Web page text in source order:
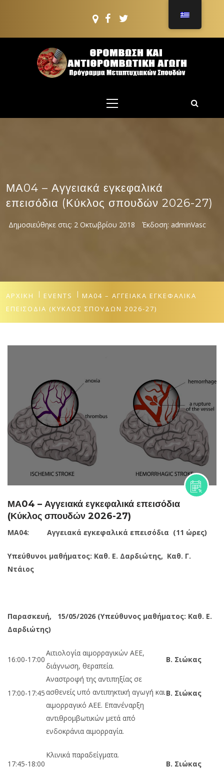
ΠΜΣ: ΘΡΟΜΒΩΣΗ
ΚΑΙ
μενού
ΜΑ04 – Αγγειακά εγκεφαλικά
επεισόδια (Κύκλος σπουδών 2026-27)
Δημοσιεύθηκε στις: 2 Οκτωβρίου 2018 Έκδοση: adminVasc
ΑΡΧΙΚΉ EVENTS
ΜΑ04 – ΑΓΓΕΙΑΚΆ ΕΓΚΕΦΑΛΙΚΆ
ΕΠΕΙΣΌΔΙΑ (ΚΎΚΛΟΣ ΣΠΟΥΔΏΝ 2026-27)
ΜΑ04 – Αγγειακά εγκεφαλικά επεισόδια
(Κύκλος σπουδών 2026-27)
ΜΑ04: Αγγειακά εγκεφαλικά επεισόδια (11 ώρες)
Υπεύθυνοι μαθήματος: Καθ. E. Δαρδιώτης, Καθ. Γ.
Ντάιος
Παρασκευή, 15/05/2026 (Υπεύθυνος μαθήματος: Καθ. E.
Δαρδιώτης)
16:00-17:00
Αιτιολογία αιμορραγικών ΑΕΕ,
διάγνωση, θεραπεία.
Β. Σιώκας
17:00-17:45
17:45-18:00
Αναστροφή της αντιπηξίας σε
ασθενείς υπό αντιπηκτική αγωγή και
αιμορραγικό ΑΕΕ. Επανέναρξη
αντιθρομβωτικών μετά από
ενδοκράνια αιμορραγία.
Κλινικά παραδείγματα.
Β. Σιώκας
Β. Σιώκας